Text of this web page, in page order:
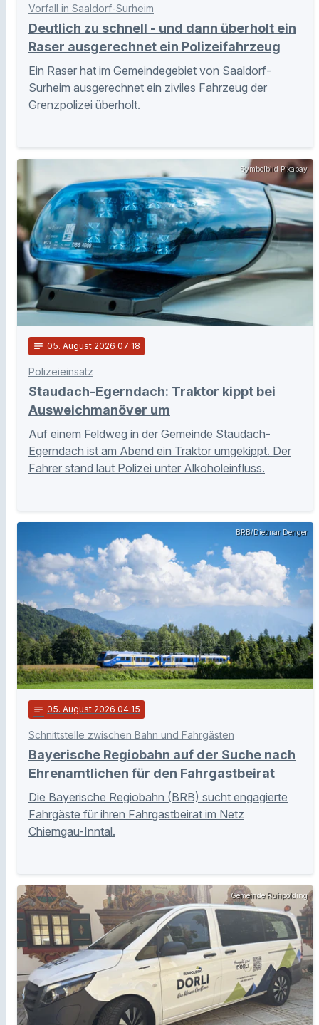
Vorfall in Saaldorf-Surheim
Deutlich zu schnell - und dann überholt ein
Raser ausgerechnet ein Polizeifahrzeug
Ein Raser hat im Gemeindegebiet von Saaldorf-
Surheim ausgerechnet ein ziviles Fahrzeug der
Grenzpolizei überholt.
Symbolbild Pixabay
notes 05. August 2026 07:18
Polizeieinsatz
Staudach-Egerndach: Traktor kippt bei
Ausweichmanöver um
Auf einem Feldweg in der Gemeinde Staudach-
Egerndach ist am Abend ein Traktor umgekippt. Der
Fahrer stand laut Polizei unter Alkoholeinfluss.
BRB/Dietmar Denger
notes 05. August 2026 04:15
Schnittstelle zwischen Bahn und Fahrgästen
Bayerische Regiobahn auf der Suche nach
Ehrenamtlichen für den Fahrgastbeirat
Die Bayerische Regiobahn (BRB) sucht engagierte
Fahrgäste für ihren Fahrgastbeirat im Netz
Chiemgau-Inntal.
Gemeinde Ruhpolding